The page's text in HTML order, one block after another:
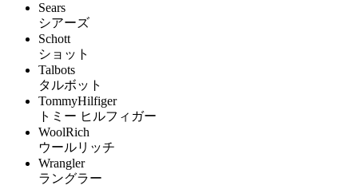
Sears
シアーズ
Schott
ショット
Talbots
タルボット
TommyHilfiger
トミー ヒルフィガー
WoolRich
ウールリッチ
Wrangler
ラングラー